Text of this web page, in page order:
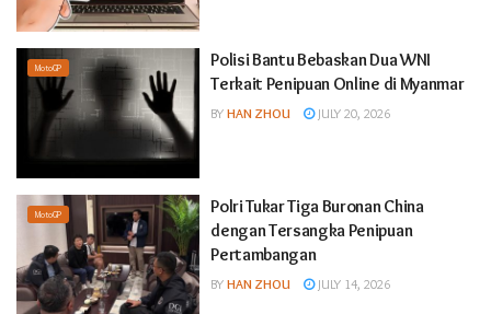
MotoGP
Polisi Bantu Bebaskan Dua WNI
Terkait Penipuan Online di Myanmar
BY HAN ZHOU JULY 20, 2026
MotoGP
Polri Tukar Tiga Buronan China
dengan Tersangka Penipuan
Pertambangan
BY HAN ZHOU JULY 14, 2026